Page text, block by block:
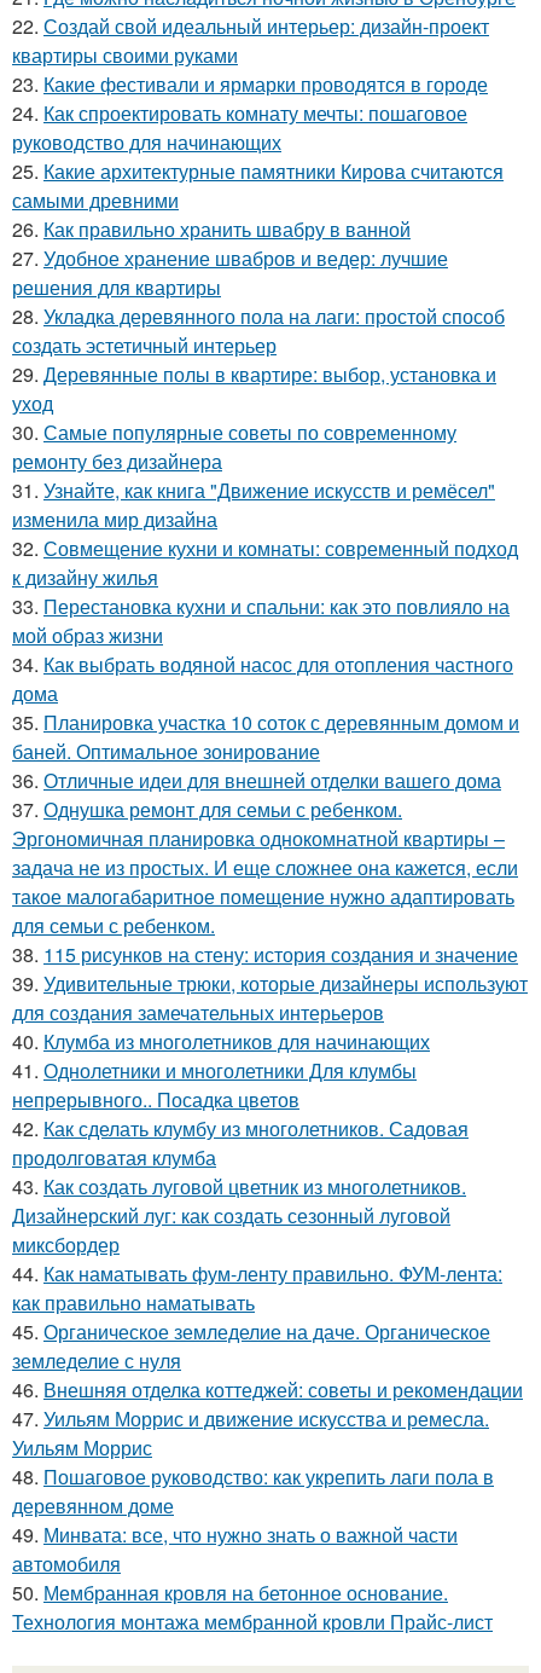
22. Создай свой идеальный интерьер: дизайн-проект
квартиры своими руками
23. Какие фестивали и ярмарки проводятся в городе
24. Как спроектировать комнату мечты: пошаговое
руководство для начинающих
25. Какие архитектурные памятники Кирова считаются
самыми древними
26. Как правильно хранить швабру в ванной
27. Удобное хранение швабров и ведер: лучшие
решения для квартиры
28. Укладка деревянного пола на лаги: простой способ
создать эстетичный интерьер
29. Деревянные полы в квартире: выбор, установка и
уход
30. Самые популярные советы по современному
ремонту без дизайнера
31. Узнайте, как книга "Движение искусств и ремёсел"
изменила мир дизайна
32. Совмещение кухни и комнаты: современный подход
к дизайну жилья
33. Перестановка кухни и спальни: как это повлияло на
мой образ жизни
34. Как выбрать водяной насос для отопления частного
дома
35. Планировка участка 10 соток с деревянным домом и
баней. Оптимальное зонирование
36. Отличные идеи для внешней отделки вашего дома
37. Однушка ремонт для семьи с ребенком.
Эргономичная планировка однокомнатной квартиры –
задача не из простых. И еще сложнее она кажется, если
такое малогабаритное помещение нужно адаптировать
для семьи с ребенком.
38. 115 рисунков на стену: история создания и значение
39. Удивительные трюки, которые дизайнеры используют
для создания замечательных интерьеров
40. Клумба из многолетников для начинающих
41. Однолетники и многолетники Для клумбы
непрерывного.. Посадка цветов
42. Как сделать клумбу из многолетников. Садовая
продолговатая клумба
43. Как создать луговой цветник из многолетников.
Дизайнерский луг: как создать сезонный луговой
миксбордер
44. Как наматывать фум-ленту правильно. ФУМ-лента:
как правильно наматывать
45. Органическое земледелие на даче. Органическое
земледелие с нуля
46. Внешняя отделка коттеджей: советы и рекомендации
47. Уильям Моррис и движение искусства и ремесла.
Уильям Моррис
48. Пошаговое руководство: как укрепить лаги пола в
деревянном доме
49. Минвата: все, что нужно знать о важной части
автомобиля
50. Мембранная кровля на бетонное основание.
Технология монтажа мембранной кровли Прайс-лист